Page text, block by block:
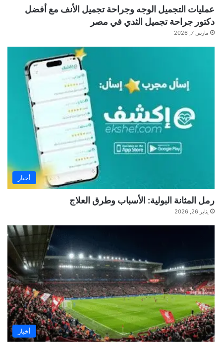
عمليات التجميل الوجه وجراحة تجميل الأنف مع أفضل
دكتور جراحة تجميل الثدي في مصر
مارس 7, 2026
أخبار
رمل المثانة البولية: الأسباب وطرق العلاج
يناير 26, 2026
أخبار